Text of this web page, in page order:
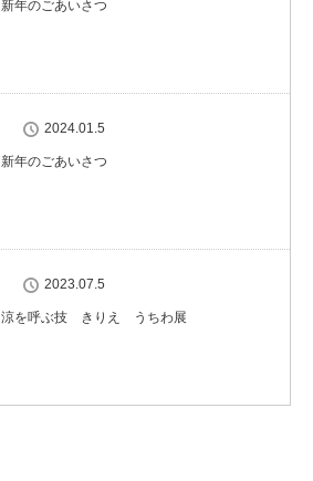
新年のごあいさつ
2024.01.5
新年のごあいさつ
2023.07.5
涼を呼ぶ技 きりえ うちわ展